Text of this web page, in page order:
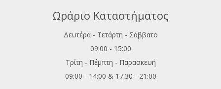
Ωράριο Καταστήματος
Δευτέρα - Τετάρτη - Σάββατο
09:00 - 15:00
Τρίτη - Πέμπτη - Παρασκευή
09:00 - 14:00 & 17:30 - 21:00